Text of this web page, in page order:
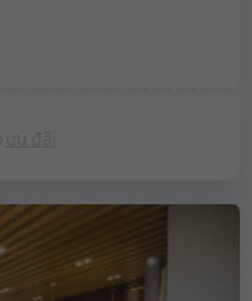
ưu đãi